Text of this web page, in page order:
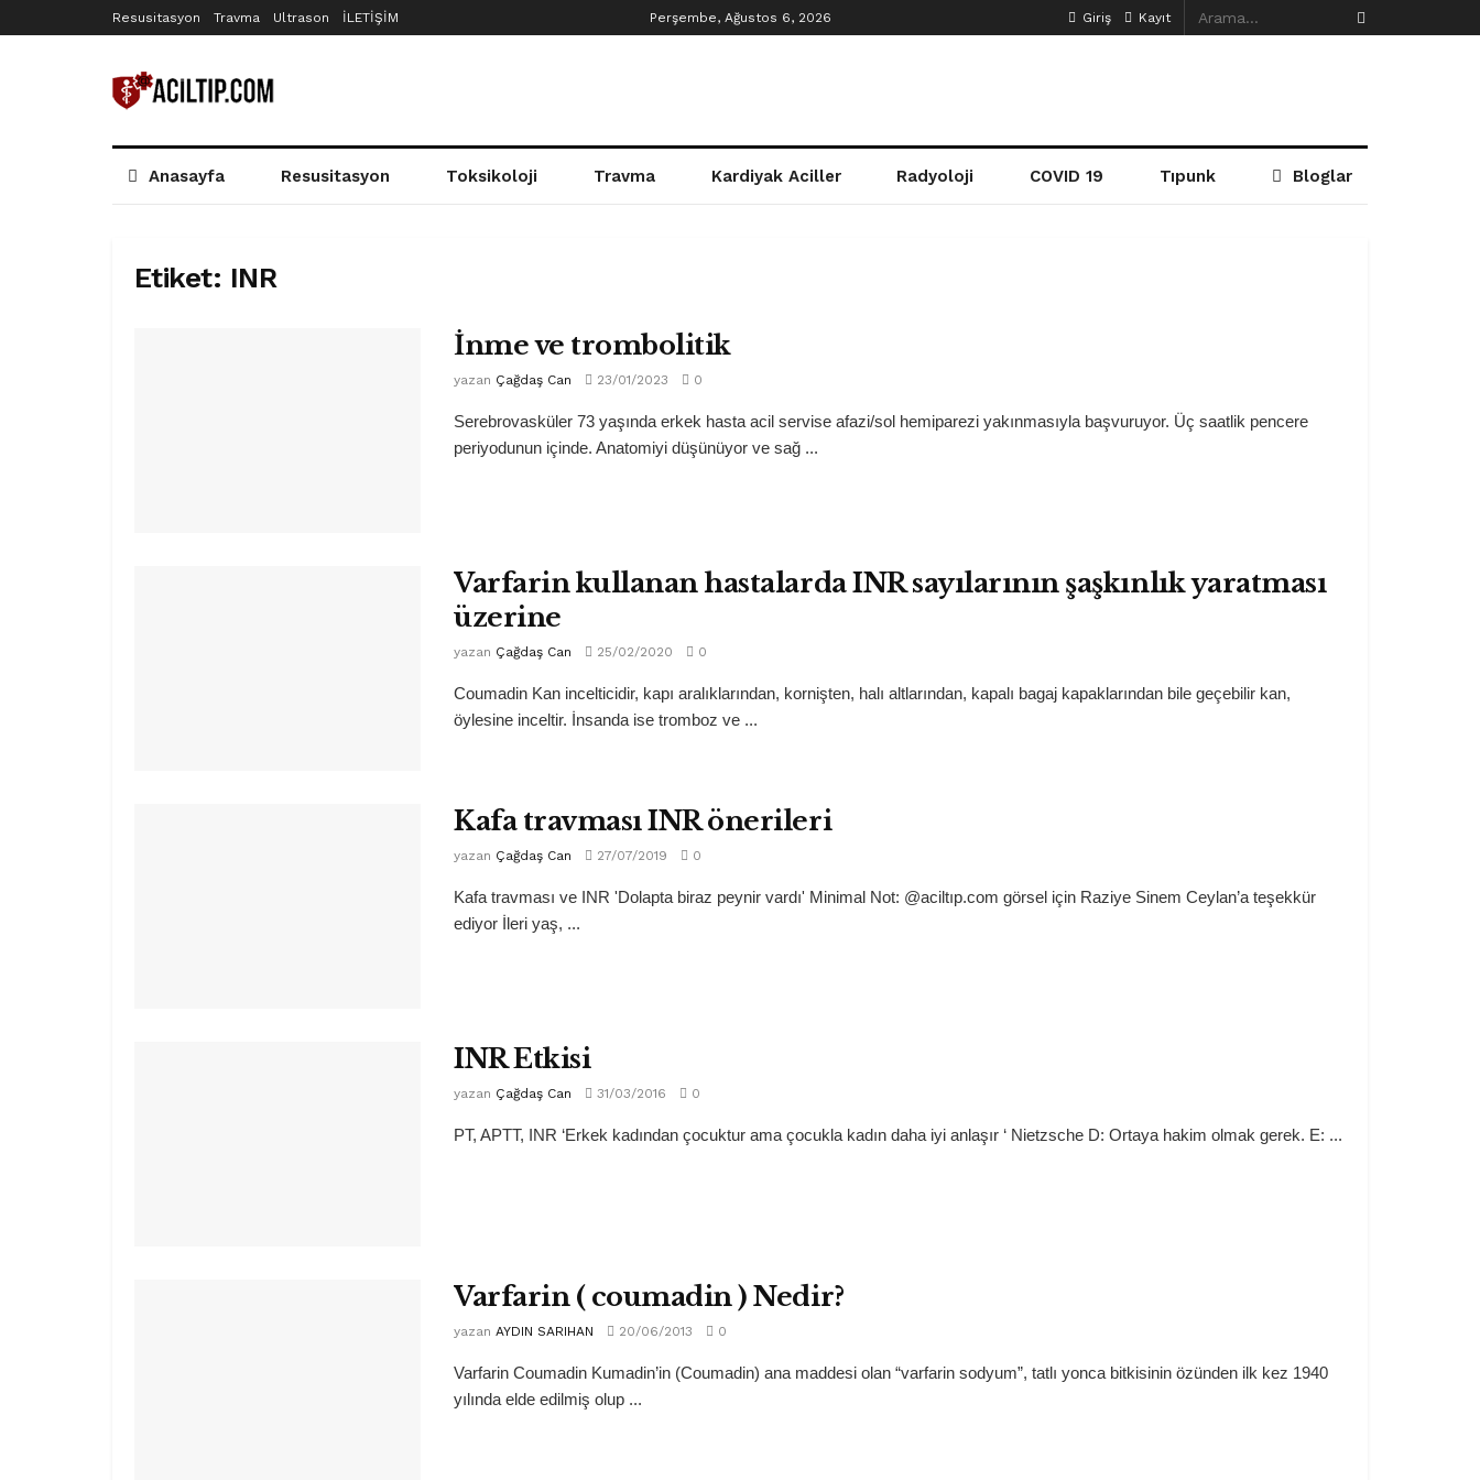
Resusitasyon Travma Ultrason İLETİŞİM Perşembe, Ağustos 6, 2026 Giriş Kayıt
Anasayfa Resusitasyon Toksikoloji Travma Kardiyak Aciller Radyoloji COVID 19 Tıpunk Bloglar
Etiket: INR
İnme ve trombolitik
yazan Çağdaş Can 23/01/2023 0
Serebrovasküler 73 yaşında erkek hasta acil servise afazi/sol hemiparezi yakınmasıyla başvuruyor. Üç saatlik pencere
periyodunun içinde. Anatomiyi düşünüyor ve sağ ...
Varfarin kullanan hastalarda INR sayılarının şaşkınlık yaratması
üzerine
yazan Çağdaş Can 25/02/2020 0
Coumadin Kan incelticidir, kapı aralıklarından, kornişten, halı altlarından, kapalı bagaj kapaklarından bile geçebilir kan,
öylesine inceltir. İnsanda ise tromboz ve ...
Kafa travması INR önerileri
yazan Çağdaş Can 27/07/2019 0
Kafa travması ve INR 'Dolapta biraz peynir vardı' Minimal Not: @aciltıp.com görsel için Raziye Sinem Ceylan’a teşekkür
ediyor İleri yaş, ...
INR Etkisi
yazan Çağdaş Can 31/03/2016 0
PT, APTT, INR ‘Erkek kadından çocuktur ama çocukla kadın daha iyi anlaşır ‘ Nietzsche D: Ortaya hakim olmak gerek. E: ...
Varfarin ( coumadin ) Nedir?
yazan AYDIN SARIHAN 20/06/2013 0
Varfarin Coumadin Kumadin’in (Coumadin) ana maddesi olan “varfarin sodyum”, tatlı yonca bitkisinin özünden ilk kez 1940
yılında elde edilmiş olup ...